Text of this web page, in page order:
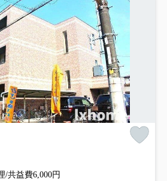
/共益費6,000円